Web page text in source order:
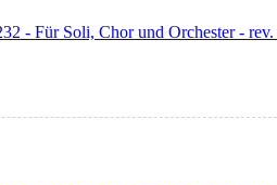
- Für Soli, Chor und Orchester -